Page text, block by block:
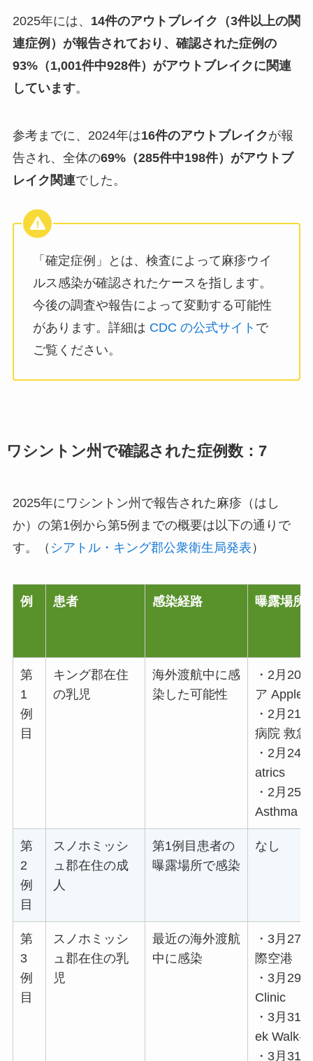
2025年には、 14件のアウトブレイク（3件以上の関
連症例）が報告されており、確認された症例の
93%（1,001件中928件）がアウトブレイクに関連
しています。
参考までに、2024年は16件のアウトブレイクが報
告され、全体の69%（285件中198件）がアウトブ
レイク関連でした。
「確定症例」とは、検査によって麻疹ウイ
ルス感染が確認されたケースを指します。
今後の調査や報告によって変動する可能性
があります。詳細は CDC の公式サイト で
ご覧ください。
ワシントン州で確認された症例数：7
2025年にワシントン州で報告された麻疹（はし
か）の第1例から第5例までの概要は以下の通りで
す。（ シアトル・キング郡公衆衛生局発表 ）
例 患者 感染経路 曝露場所
第
1
例
目
キング郡在住
の乳児
海外渡航中に感
染した可能性
・2月20
ア Apple
・2月21
病院 救急
・2月24
atrics
・2月25
Asthma &
第
2
例
目
スノホミッシ
ュ郡在住の成
人
第1例目患者の
曝露場所で感染
なし
第
3
例
目
スノホミッシ
ュ郡在住の乳
児
最近の海外渡航
中に感染
・3月27
際空港
・3月29
Clinic
・3月31
ek Walk-
・3月31